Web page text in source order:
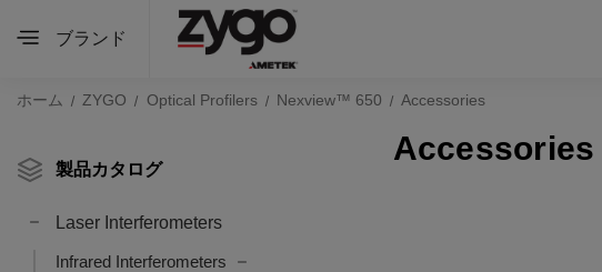
ブランド
ホーム ZYGO Optical Profilers Nexview™ 650 Accessories
製品カタログ
Laser Interferometers
Infrared Interferometers
Accessories